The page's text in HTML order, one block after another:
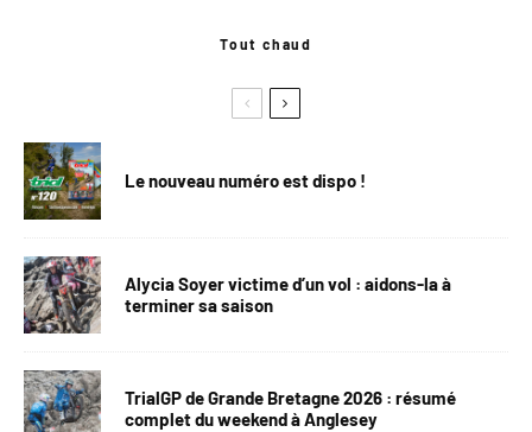
Tout chaud
Le nouveau numéro est dispo !
Alycia Soyer victime d’un vol : aidons-la à
terminer sa saison
TrialGP de Grande Bretagne 2026 : résumé
complet du weekend à Anglesey